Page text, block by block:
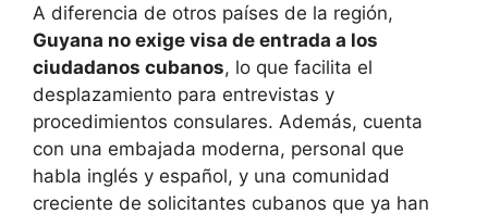
A diferencia de otros países de la región,
Guyana no exige visa de entrada a los
ciudadanos cubanos, lo que facilita el
desplazamiento para entrevistas y
procedimientos consulares. Además, cuenta
con una embajada moderna, personal que
habla inglés y español, y una comunidad
creciente de solicitantes cubanos que ya han